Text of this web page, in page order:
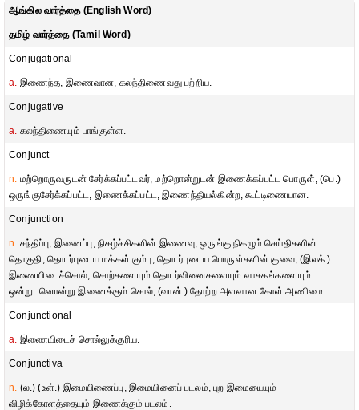
ஆங்கில வார்த்தை (English Word)
தமிழ் வார்த்தை (Tamil Word)
Conjugational
a. இணைந்த, இணைவான, கலந்திணைவது பற்றிய.
Conjugative
a. கலந்திணையும் பாங்குள்ள.
Conjunct
n. மற்றொருவருடன் சேர்க்கப்பட்டவர், மற்றொன்றுடன் இணைக்கப்பட்ட பொருள், (பெ.)
ஒருங்குசேர்க்கப்பட்ட, இணைக்கப்பட்ட, இணைந்தியல்கின்ற, கூட்டிணையான.
Conjunction
n. சந்திப்பு, இணைப்பு, நிகழ்ச்சிகளின் இணைவு, ஒருங்கு நிகழும் செய்திகளின்
தொகுதி, தொடர்புடைய மக்கள் கும்பு, தொடர்புடைய பொருள்களின் குவை, (இலக்.)
இணையிடைச்சொல், சொற்களையும் தொடர்வினைகளையும் வாசகங்களையும்
ஒன்றுடனொன்று இணைக்கும் சொல், (வான்.) தோற்ற அளவான கோள் அணிமை.
Conjunctional
a. இணையிடைச் சொல்லுக்குரிய.
Conjunctiva
n. (ல.) (உள்.) இமையிணைப்பு, இமையினைப் படலம், புற இமையையும்
விழிக்கோளத்தையும் இணைக்கும் படலம்.